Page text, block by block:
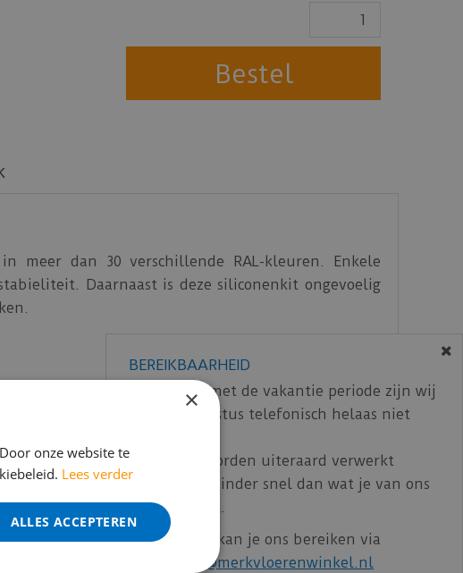
meer dan 30 verschillende RAL-kleuren. Enkele
Daarnaast is deze siliconenkit ongevoelig
BEREIKBAARHEID
In verband met de vakantie periode zijn wij
t/m 14 augustus telefonisch helaas niet
Bestelling worden uiteraard verwerkt
echter iets minder snel dan wat je van ons
gewend bent.
Voor vragen kan je ons bereiken via
info@merkvloerenwinkel.nl
×
onze website te
Lees verder
ALLES ACCEPTEREN